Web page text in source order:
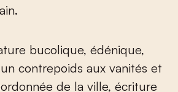
bucolique, édénique,
contrepoids aux vanités et
de la ville, écriture